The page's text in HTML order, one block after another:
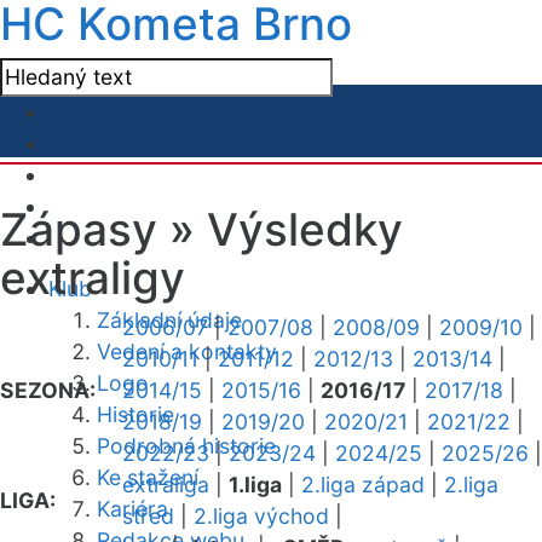
HC Kometa Brno
Klub
Základní údaje
Vedení a kontakty
Logo
Historie
Podrobná historie
Ke stažení
Kariéra
Zápasy » Výsledky
extraligy
SEZONA:
2006/07|2007/08 2008/09 2009/10
2010/11|2011/12 2012/13 2013/14
2014/15
2015/16 2016/17 2017/18
2018/19
2019/20 2020/21 2021/22
2022/23|2023/24 2024/25 2025/26
LIGA:
extraliga 1.liga 2.liga západ
2.liga
střed
2.liga východ